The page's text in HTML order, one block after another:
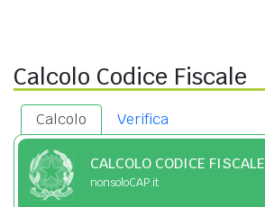
Calcolo Codice Fiscale
Calcolo Verifica
CALCOLO CODICE FISCALE
nonsoloCAP.it